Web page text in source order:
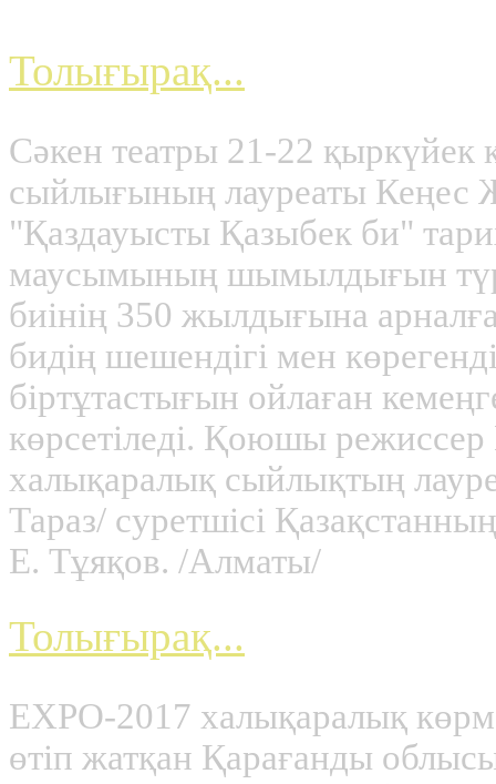
Толығырақ...
Сәкен театры 21-22 қыркүйек
сыйлығының лауреаты Кеңес
"Қаздауысты Қазыбек би"
маусымының шымылдығын
биінің 350 жылдығына
бидің шешендігі мен
біртұтастығын ойлаған
көрсетіледі. Қоюшы
xалықаралық сыйлықтың
Тараз/ суретшісі
Е. Тұяқов. /Алматы/
Толығырақ...
EXPO-2017 xалықаралық
өтіп жатқан Қарағанды